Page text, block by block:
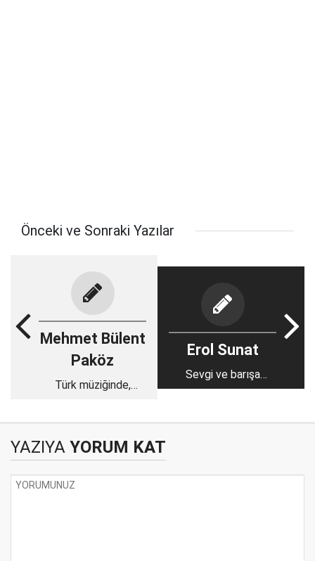
Önceki ve Sonraki Yazılar
Mehmet Bülent
Paköz
Türk müziğinde,
Erol Sunat
Sevgi ve barışa
yürümek
YAZIYA YORUM KAT